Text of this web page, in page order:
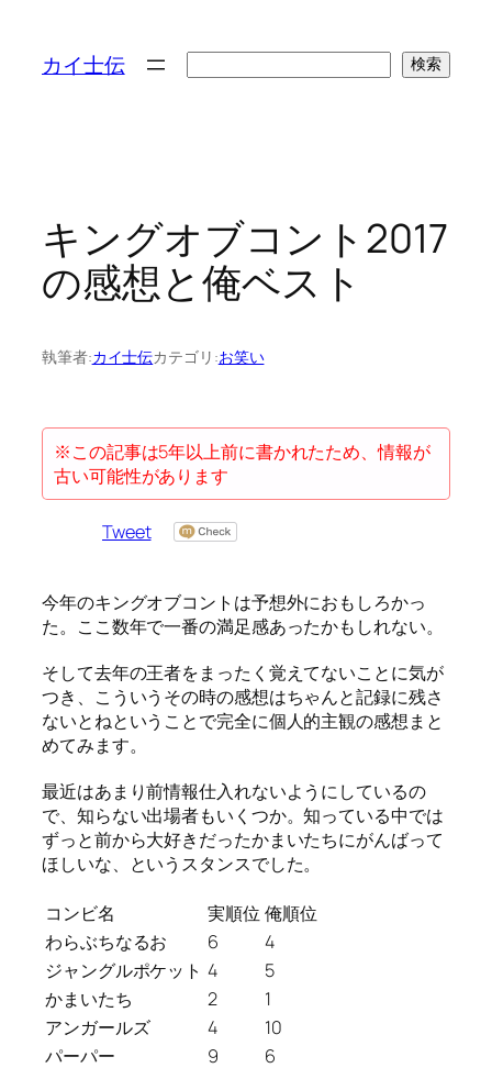
カイ士伝 検索
キングオブコント2017
の感想と俺ベスト
執筆者:カイ士伝カテゴリ:お笑い
※この記事は5年以上前に書かれたため、情報が
古い可能性があります
Tweet
今年のキングオブコントは予想外におもしろかっ
た。ここ数年で一番の満足感あったかもしれない。
そして去年の王者をまったく覚えてないことに気が
つき、こういうその時の感想はちゃんと記録に残さ
ないとねということで完全に個人的主観の感想まと
めてみます。
最近はあまり前情報仕入れないようにしているの
で、知らない出場者もいくつか。知っている中では
ずっと前から大好きだったかまいたちにがんばって
ほしいな、というスタンスでした。
コンビ名 実順位俺順位
わらぶちなるお
6
4
ジャングルポケット 4
5
かまいたち
2
1
アンガールズ
4
10
パーパー
9
6